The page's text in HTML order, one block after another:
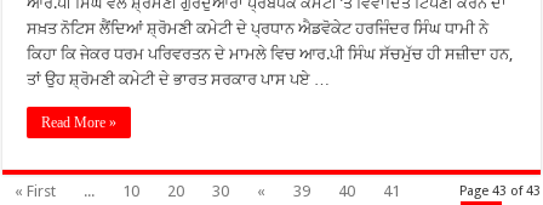
ਸਖ਼ਤ ਨੋਟਿਸ ਲੈਂਦਿਆਂ ਸ਼੍ਰੋਮਣੀ ਕਮੇਟੀ ਦੇ ਪ੍ਰਧਾਨ ਐਡਵੋਕੇਟ ਹਰਜਿੰਦਰ ਸਿੰਘ ਧਾਮੀ ਨੇ
ਕਿਹਾ ਕਿ ਜੇਕਰ ਧਰਮ ਪਰਿਵਰਤਨ ਦੇ ਮਾਮਲੇ ਵਿਚ ਆਰ.ਪੀ ਸਿੰਘ ਸੱਚਮੁੱਚ ਹੀ ਸਜ਼ੀਦਾ ਹਨ,
ਤਾਂ ਉਹ ਸ਼੍ਰੋਮਣੀ ਕਮੇਟੀ ਦੇ ਭਾਰਤ ਸਰਕਾਰ ਪਾਸ ਪਏ …
Read More »
Page 43 of 43
« First ... 10 20 30 « 39 40
41